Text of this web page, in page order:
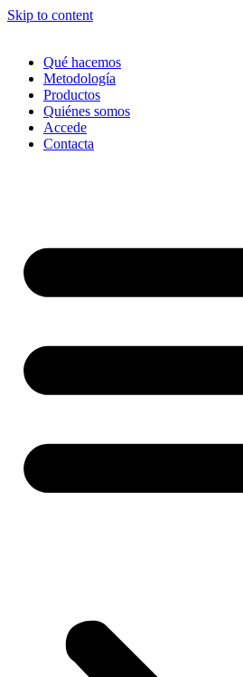
Skip to content
Qué hacemos
Metodología
Productos
Quiénes somos
Accede
Contacta